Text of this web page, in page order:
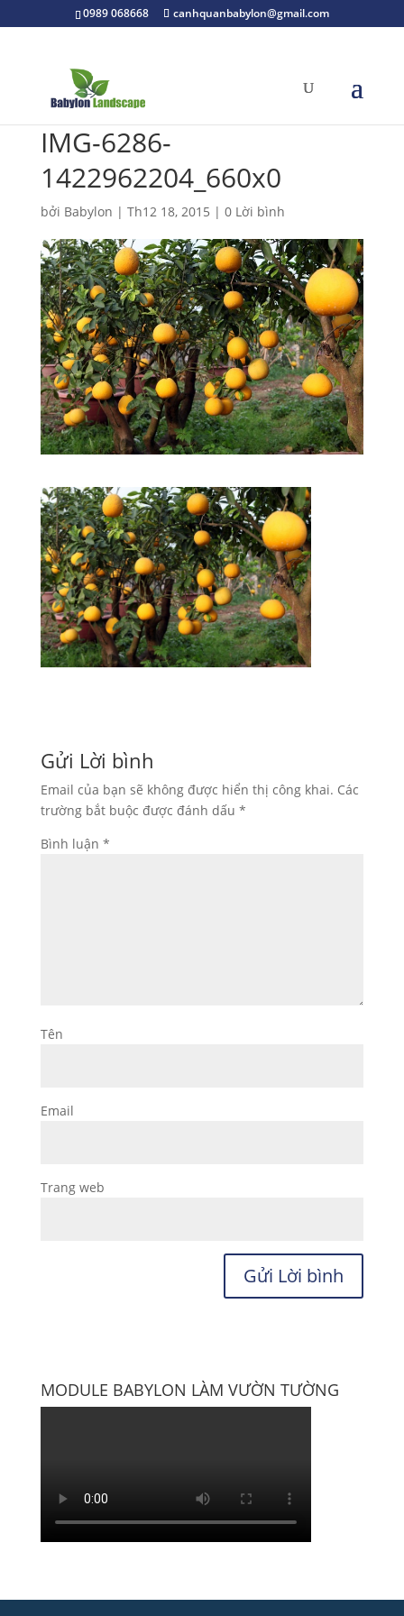
0989 068668 canhquanbabylon@gmail.com
IMG-6286-
1422962204_660x0
bởi Babylon | Th12 18, 2015 | 0 Lời bình
Gửi Lời bình
Email của bạn sẽ không được hiển thị công khai. Các
trường bắt buộc được đánh dấu *
Bình luận *
Tên
Email
Trang web
MODULE BABYLON LÀM VƯỜN TƯỜNG